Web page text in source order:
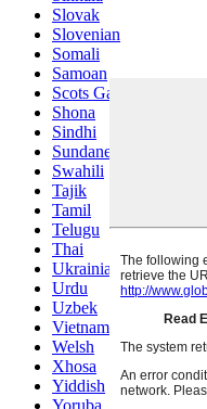
Slovak
Slovenian
Somali
Samoan
Scots Gaelic
Shona
Sindhi
Sundanese
Swahili
Tajik
Tamil
Telugu
Thai
Ukrainian
Urdu
Uzbek
Vietnamese
Welsh
Xhosa
Yiddish
Yoruba